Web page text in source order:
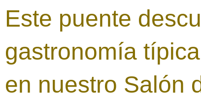
Este puente
gastronomía
en nuestro Salón